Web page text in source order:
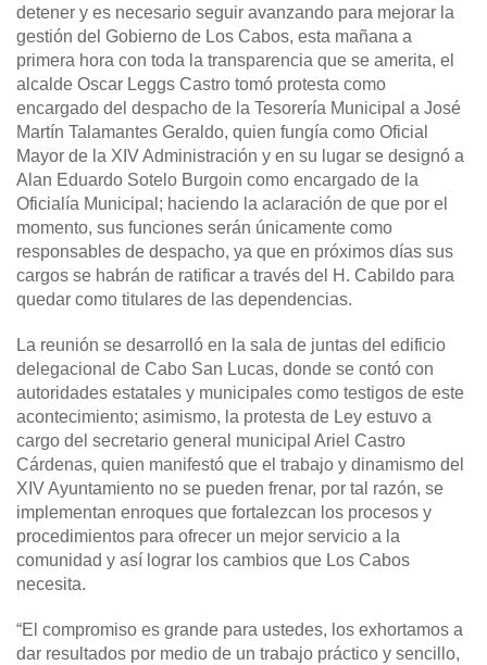
detener y es necesario seguir avanzando para mejorar la
gestión del Gobierno de Los Cabos, esta mañana a
primera hora con toda la transparencia que se amerita, el
alcalde Oscar Leggs Castro tomó protesta como
encargado del despacho de la Tesorería Municipal a José
Martín Talamantes Geraldo, quien fungía como Oficial
Mayor de la XIV Administración y en su lugar se designó a
Alan Eduardo Sotelo Burgoin como encargado de la
Oficialía Municipal; haciendo la aclaración de que por el
momento, sus funciones serán únicamente como
responsables de despacho, ya que en próximos días sus
cargos se habrán de ratificar a través del H. Cabildo para
quedar como titulares de las dependencias.
La reunión se desarrolló en la sala de juntas del edificio
delegacional de Cabo San Lucas, donde se contó con
autoridades estatales y municipales como testigos de este
acontecimiento; asimismo, la protesta de Ley estuvo a
cargo del secretario general municipal Ariel Castro
Cárdenas, quien manifestó que el trabajo y dinamismo del
XIV Ayuntamiento no se pueden frenar, por tal razón, se
implementan enroques que fortalezcan los procesos y
procedimientos para ofrecer un mejor servicio a la
comunidad y así lograr los cambios que Los Cabos
necesita.
“El compromiso es grande para ustedes, los exhortamos a
dar resultados por medio de un trabajo práctico y sencillo,